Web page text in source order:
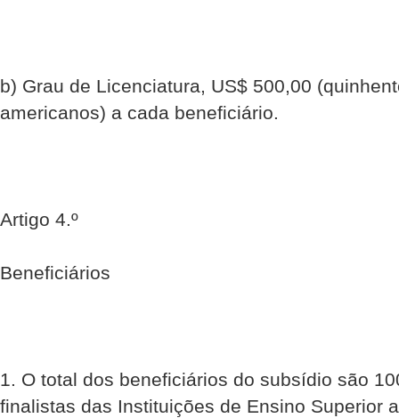
b) Grau de Licenciatura, US$ 500,00
americanos) a cada beneficiário.
Artigo 4.º
Beneficiários
1. O total dos beneficiários do subsídio são
finalistas das Instituições de Ensino Superior